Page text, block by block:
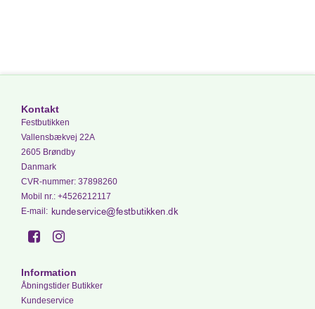
Kontakt
Festbutikken
Vallensbækvej 22A
2605 Brøndby
Danmark
CVR-nummer: 37898260
Mobil nr.: +4526212117
E-mail :
Information
Åbningstider Butikker
Kundeservice